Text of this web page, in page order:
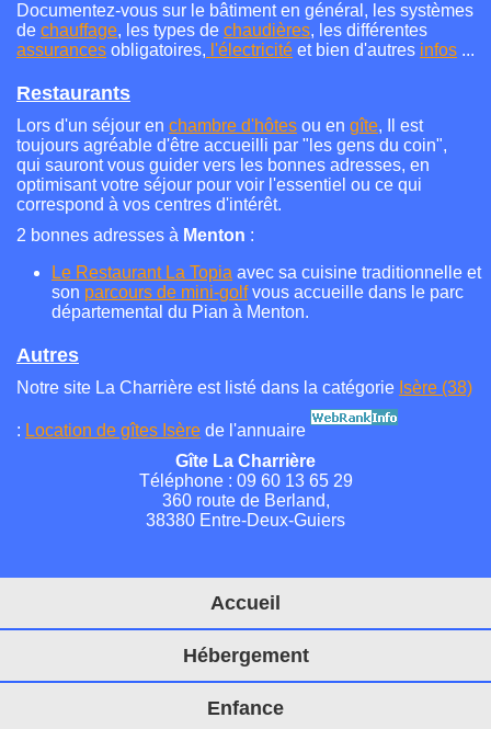
Documentez-vous sur le bâtiment en général, les systèmes
de chauffage, les types de chaudières, les différentes
assurances obligatoires, l'électricité et bien d'autres infos ...
Restaurants
Lors d'un séjour en chambre d'hôtes ou en gîte, Il est
toujours agréable d'être accueilli par "les gens du coin",
qui sauront vous guider vers les bonnes adresses, en
optimisant votre séjour pour voir l'essentiel ou ce qui
correspond à vos centres d'intérêt.
2 bonnes adresses à Menton :
Le Restaurant La Topia avec sa cuisine traditionnelle et
son parcours de mini-golfvous accueille dans le parc
départemental du Pian à Menton.
Autres
Notre site La Charrière est listé dans la catégorie Isère (38)
: Location de gîtes Isère de l'annuaire
Gîte La Charrière
Téléphone : 09 60 13 65 29
360 route de Berland,
38380 Entre-Deux-Guiers
Accueil
Hébergement
Enfance